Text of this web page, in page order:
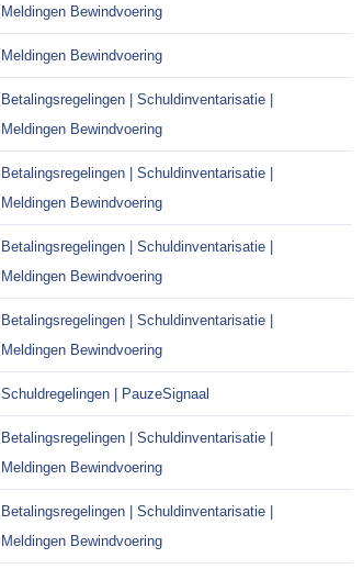
Meldingen Bewindvoering
Meldingen Bewindvoering
Betalingsregelingen | Schuldinventarisatie |
Meldingen Bewindvoering
Betalingsregelingen | Schuldinventarisatie |
Meldingen Bewindvoering
Betalingsregelingen | Schuldinventarisatie |
Meldingen Bewindvoering
Betalingsregelingen | Schuldinventarisatie |
Meldingen Bewindvoering
Schuldregelingen | PauzeSignaal
Betalingsregelingen | Schuldinventarisatie |
Meldingen Bewindvoering
Betalingsregelingen | Schuldinventarisatie |
Meldingen Bewindvoering